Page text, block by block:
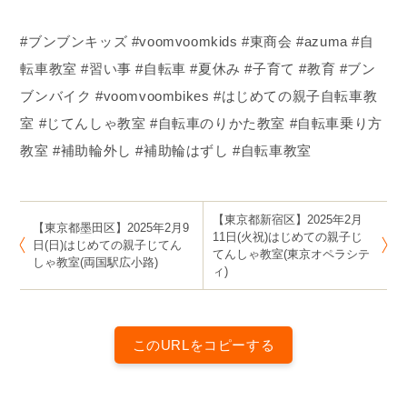
#ブンブンキッズ #voomvoomkids #東商会 #azuma #自
転車教室 #習い事 #自転車 #夏休み #子育て #教育 #ブン
ブンバイク #voomvoombikes #はじめての親子自転車教
室 #じてんしゃ教室 #自転車のりかた教室 #自転車乗り方
教室 #補助輪外し #補助輪はずし #自転車教室
【東京都墨田区】2025年2月9
日(日)はじめての親子じてん
しゃ教室(両国駅広小路)
【東京都新宿区】2025年2月
11日(火祝)はじめての親子じ
てんしゃ教室(東京オペラシテ
ィ)
このURLをコピーする